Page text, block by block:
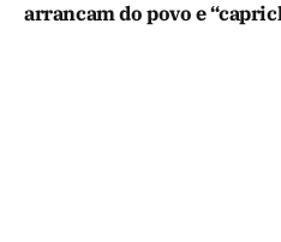
arrancam do povo e